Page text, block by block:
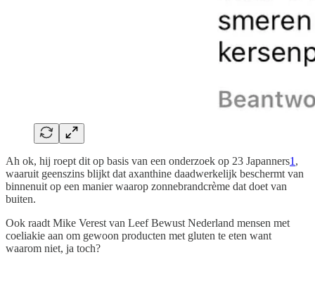
Ah ok, hij roept dit op basis van een onderzoek op 23 Japanners1 ,
waaruit geenszins blijkt dat axanthine daadwerkelijk beschermt van
binnenuit op een manier waarop zonnebrandcrème dat doet van
buiten.
Ook raadt Mike Verest van Leef Bewust Nederland mensen met
coeliakie aan om gewoon producten met gluten te eten want
waarom niet, ja toch?